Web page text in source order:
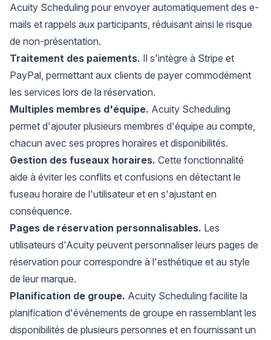
Acuity Scheduling pour envoyer automatiquement des e-
mails et rappels aux participants, réduisant ainsi le risque
de non-présentation.
Traitement des paiements. Il s'intègre à Stripe et
PayPal, permettant aux clients de payer commodément
les services lors de la réservation.
Multiples membres d'équipe. Acuity Scheduling
permet d'ajouter plusieurs membres d'équipe au compte,
chacun avec ses propres horaires et disponibilités.
Gestion des fuseaux horaires. Cette fonctionnalité
aide à éviter les conflits et confusions en détectant le
fuseau horaire de l'utilisateur et en s'ajustant en
conséquence.
Pages de réservation personnalisables. Les
utilisateurs d'Acuity peuvent personnaliser leurs pages de
réservation pour correspondre à l'esthétique et au style
de leur marque.
Planification de groupe. Acuity Scheduling facilite la
planification d'événements de groupe en rassemblant les
disponibilités de plusieurs personnes et en fournissant un